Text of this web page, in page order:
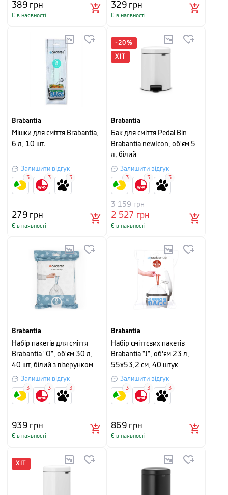
389грн
Є в наявності
329грн
Є в наявності
Brabantia
Мішки для сміття Brabantia,
6 л, 10 шт.
Залишити відгук
279грн
Є в наявності
3 3 3
-20 %
ХІТ
Brabantia
Бак для сміття Pedal Bin
Brabantia newIcon, об'єм 5
л, білий
Залишити відгук
2 527 грн
3 159грн
Є в наявності
3 3 3
Brabantia
Набір пакетів для сміття
Brabantia "O", об'єм 30 л,
40 шт, білий з візерунком
Залишити відгук
939грн
Є в наявності
3 3 3
Brabantia
Набір сміттєвих пакетів
Brabantia "J", об'єм 23 л,
55х53,2 см, 40 штук
Залишити відгук
869грн
Є в наявності
3 3 3
ХІТ